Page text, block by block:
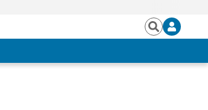
BuscarIniciar
sesión